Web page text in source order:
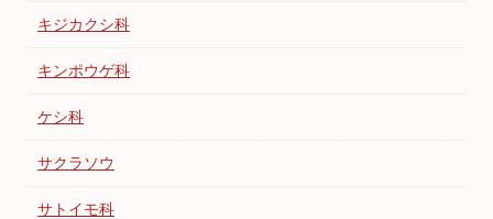
キジカクシ科
キンポウゲ科
ケシ科
サクラソウ
サトイモ科